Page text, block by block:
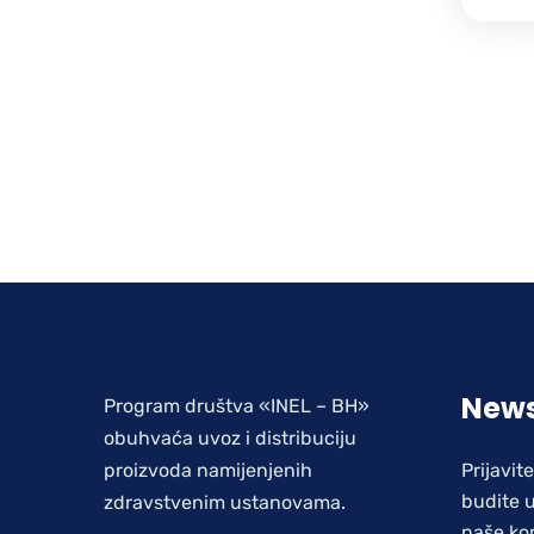
Program društva «INEL – BH»
obuhvaća uvoz i distribuciju
proizvoda namijenjenih
zdravstvenim ustanovama.
budite